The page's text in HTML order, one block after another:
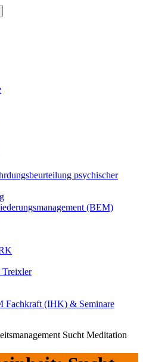
psychischer
(BEM)
Treixler
Fachkraft (IHK) & Seminare